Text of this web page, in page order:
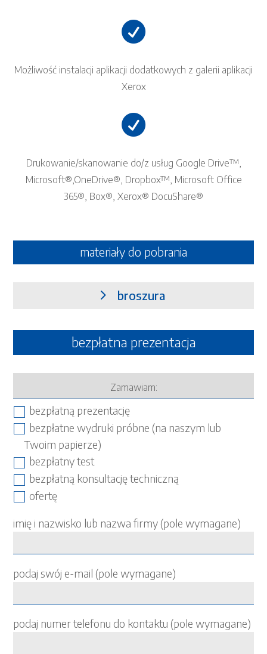

Możliwość instalacji aplikacji dodatkowych z galerii aplikacji
Xerox

Drukowanie/skanowanie do/z usług Google Drive™,
Microsoft®,OneDrive®, Dropbox™, Microsoft Office
365®, Box®, Xerox® DocuShare®
materiały do pobrania
broszura
bezpłatna prezentacja
Zamawiam:
bezpłatną prezentację
bezpłatne wydruki próbne (na naszym lub
Twoim papierze)
bezpłatny test
bezpłatną konsultację techniczną
ofertę
imię i nazwisko lub nazwa firmy (pole wymagane)
podaj swój e-mail (pole wymagane)
podaj numer telefonu do kontaktu (pole wymagane)